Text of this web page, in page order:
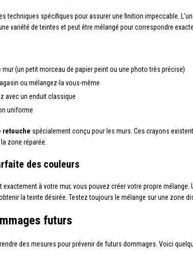
techniques spécifiques pour assurer une finition impeccable.
variété de teintes et peut être mélangé pour correspondre
(un petit morceau de papier peint ou une photo très précise)
ou mélangez-la vous-même
avec un enduit classique
uniforme
retouche spécialement conçu pour les murs. Ces crayons
zone réparée.
des couleurs
à votre mur, vous pouvez créer votre propre
la teinte désirée. Testez toujours le mélange sur une zone
futurs
des mesures pour prévenir de futurs dommages. Voici